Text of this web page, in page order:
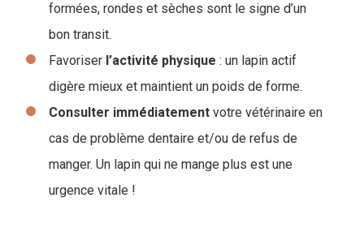
formées, rondes et sèches sont le signe d’un
bon transit.
Favoriser l’activité physique : un lapin actif
digère mieux et maintient un poids de forme.
Consulter immédiatement votre vétérinaire en
cas de problème dentaire et/ou de refus de
manger. Un lapin qui ne mange plus est une
urgence vitale !